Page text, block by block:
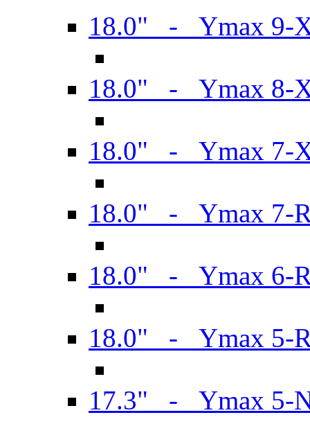
18.0" - Ymax 9-
18.0" - Ymax 8-
18.0" - Ymax 7-
18.0" - Ymax 7-
18.0" - Ymax 6-
18.0" - Ymax 5-
17.3" - Ymax 5-